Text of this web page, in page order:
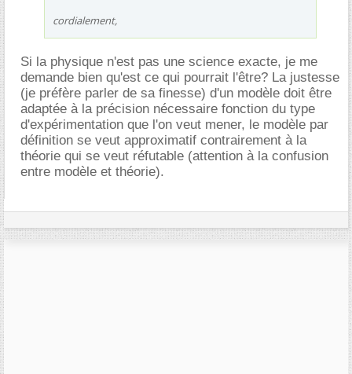
cordialement,
Si la physique n'est pas une science exacte, je me
demande bien qu'est ce qui pourrait l'être? La justesse
(je préfère parler de sa finesse) d'un modèle doit être
adaptée à la précision nécessaire fonction du type
d'expérimentation que l'on veut mener, le modèle par
définition se veut approximatif contrairement à la
théorie qui se veut réfutable (attention à la confusion
entre modèle et théorie).